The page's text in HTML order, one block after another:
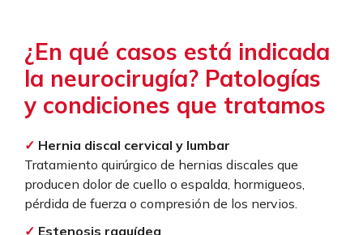
¿En qué casos está indicada
la neurocirugía? Patologías
y condiciones que tratamos
✓ Hernia discal cervical y lumbar
Tratamiento quirúrgico de hernias discales que
producen dolor de cuello o espalda, hormigueos,
pérdida de fuerza o compresión de los nervios.
✓ Estenosis raquídea